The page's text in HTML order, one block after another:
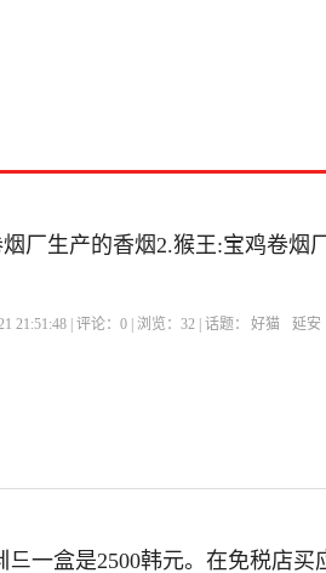
厂生产的香烟2.猴王:宝鸡卷烟
21:51:48 | 评论：0 | 浏览：32 | 话题： 好猫 延安
드一盒是2500韩元。在免税店买